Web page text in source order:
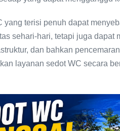
terisi penuh dapat
sehari-hari, tetapi juga dapat
dan bahkan
layanan sedot WC secara